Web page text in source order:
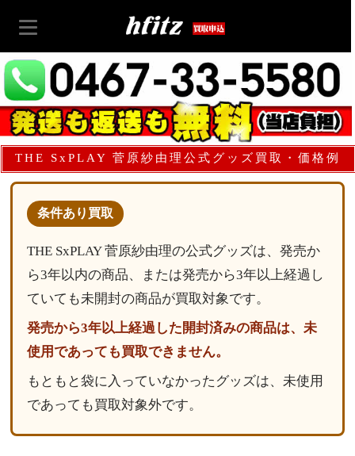
THE SxPLAY 菅原紗由理公式グッズ買取・価格例
条件あり買取
THE SxPLAY 菅原紗由理の公式グッズは、発売か
ら3年以内の商品、または発売から3年以上経過し
ていても未開封の商品が買取対象です。
発売から3年以上経過した開封済みの商品は、未
使用であっても買取できません。
もともと袋に入っていなかったグッズは、未使用
であっても買取対象外です。